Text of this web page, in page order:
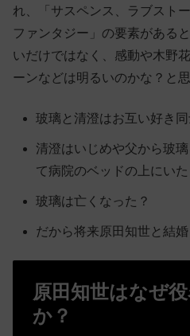
れ、「サスペンス、ラブスト
ファンタジー」の要素がある
いだけではなく、感動や木野
ーンなどは明るいのかな？と思
玻璃と清澄はお互い好き同
清澄はいじめや父から玻
て病院のベッドの上にいた
玻璃は亡くなった？
だから将来原田知世と結
原田知世はなぜ
か？